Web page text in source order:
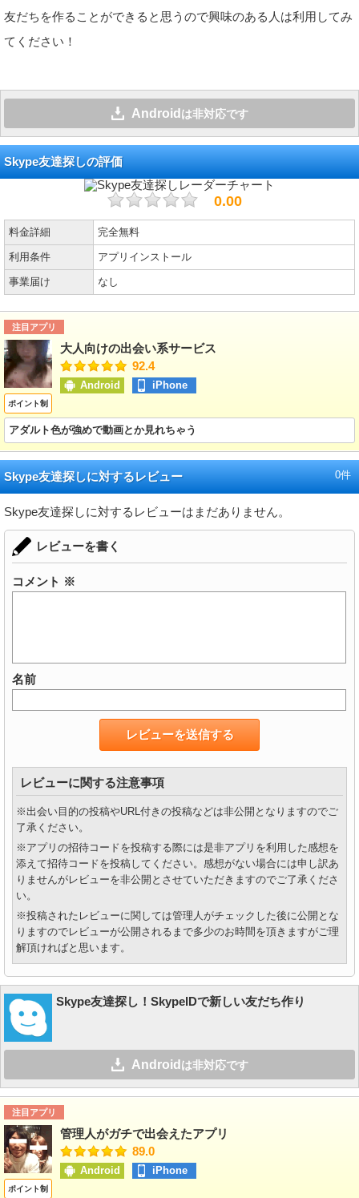
友だちを作ることができると思うので興味のある人は利用してみ
てください！
Android は非対応です
Skype友達探しの評価
0.00
料金詳細 完全無料
利用条件 アプリインストール
事業届け なし
注目アプリ
ポイント制
大人向けの出会い系サービス
92.4
Android iPhone
アダルト色が強めで動画とか見れちゃう
Skype友達探しに対するレビュー 0件
Skype友達探しに対するレビューはまだありません。
レビューを書く
コメント ※
名前
レビューに関する注意事項
※出会い目的の投稿やURL付きの投稿などは非公開となりますのでご
了承ください。
※アプリの招待コードを投稿する際には是非アプリを利用した感想を
添えて招待コードを投稿してください。感想がない場合には申し訳あ
りませんがレビューを非公開とさせていただきますのでご了承くださ
い。
※投稿されたレビューに関しては管理人がチェックした後に公開とな
りますのでレビューが公開されるまで多少のお時間を頂きますがご理
解頂ければと思います。
Skype友達探し！SkypeIDで新しい友だち作り
Android は非対応です
注目アプリ
ポイント制
管理人がガチで出会えたアプリ
89.0
Android iPhone